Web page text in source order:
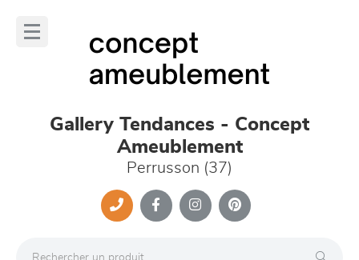
Gallery Tendances - Concept
Ameublement
Perrusson (37)